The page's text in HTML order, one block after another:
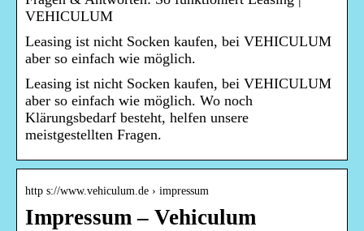
VEHICULUM
Leasing ist nicht Socken kaufen, bei VEHICULUM
aber so einfach wie möglich.
Leasing ist nicht Socken kaufen, bei VEHICULUM
aber so einfach wie möglich. Wo noch
Klärungsbedarf besteht, helfen unsere
meistgestellten Fragen.
http s://www.vehiculum.de › impressum
Impressum – Vehiculum